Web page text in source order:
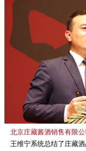
北京庄藏酱酒销售有限
王维宁系统总结了庄藏